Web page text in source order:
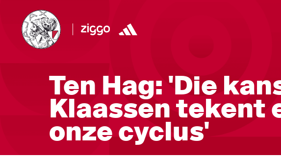
Ten Hag: 'Die
Klaassen tekent
onze cyclus'